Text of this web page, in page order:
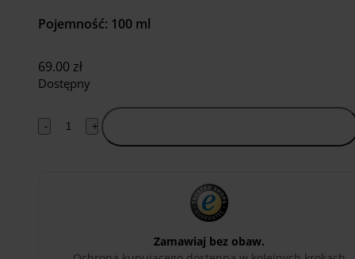
Pojemność: 100 ml
69.00 zł
Dostępny
- +